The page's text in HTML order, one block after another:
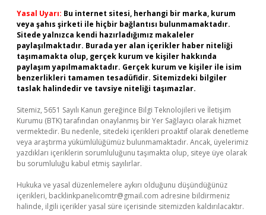
Yasal Uyarı: Bu internet sitesi, herhangi bir marka, kurum
veya şahıs şirketi ile hiçbir bağlantısı bulunmamaktadır.
Sitede yalnızca kendi hazırladığımız makaleler
paylaşılmaktadır. Burada yer alan içerikler haber niteliği
taşımamakta olup, gerçek kurum ve kişiler hakkında
paylaşım yapılmamaktadır. Gerçek kurum ve kişiler ile isim
benzerlikleri tamamen tesadüfidir. Sitemizdeki bilgiler
taslak halindedir ve tavsiye niteliği taşımazlar.
Sitemiz, 5651 Sayılı Kanun gereğince Bilgi Teknolojileri ve İletişim
Kurumu (BTK) tarafından onaylanmış bir Yer Sağlayıcı olarak hizmet
vermektedir. Bu nedenle, sitedeki içerikleri proaktif olarak denetleme
veya araştırma yükümlülüğümüz bulunmamaktadır. Ancak, üyelerimiz
yazdıkları içeriklerin sorumluluğunu taşımakta olup, siteye üye olarak
bu sorumluluğu kabul etmiş sayılırlar.
Hukuka ve yasal düzenlemelere aykırı olduğunu düşündüğünüz
içerikleri, backlinkpanelicomtr@gmail.com adresine bildirmeniz
halinde, ilgili içerikler yasal süre içerisinde sitemizden kaldırılacaktır.